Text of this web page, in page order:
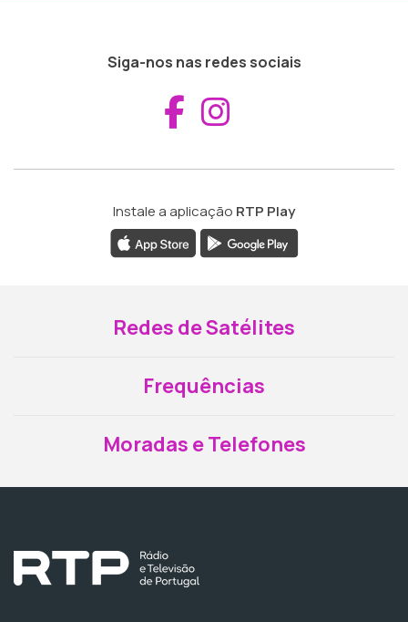
Siga-nos nas redes sociais
Aceder ao
Instale a aplicação RTP Play
Redes de Satélites
Frequências
Moradas e Telefones